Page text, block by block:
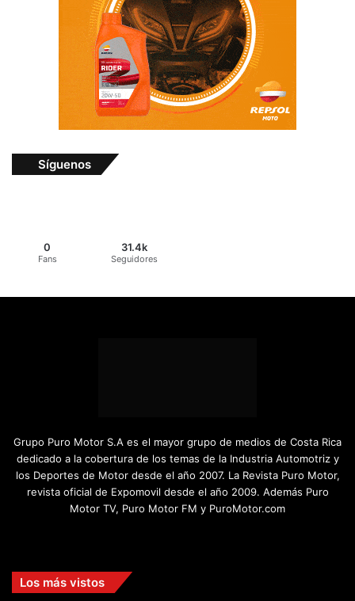
Síguenos
0
Fans
31.4k
Seguidores
Grupo Puro Motor S.A es el mayor grupo de medios de Costa Rica
dedicado a la cobertura de los temas de la Industria Automotriz y
los Deportes de Motor desde el año 2007. La Revista Puro Motor,
revista oficial de Expomovil desde el año 2009. Además Puro
Motor TV, Puro Motor FM y PuroMotor.com
Los más vistos